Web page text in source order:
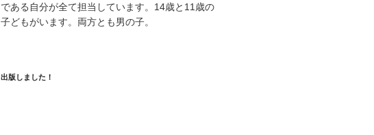
である自分が全て担当しています。14歳と11歳の
子どもがいます。両方とも男の子。
出版しました！